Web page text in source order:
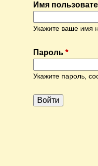
л
в
ы
Имя
Укажите ваше имя
Пароль*
Укажите пароль,